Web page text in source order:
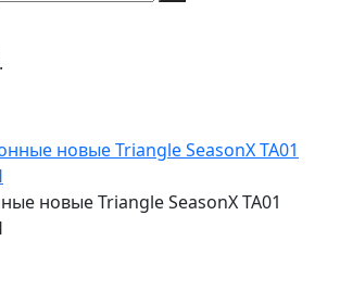
новые Triangle SeasonX TA01